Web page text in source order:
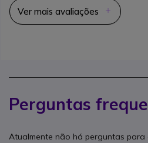
Ver mais avaliações
Perguntas
Atualmente não há perguntas para